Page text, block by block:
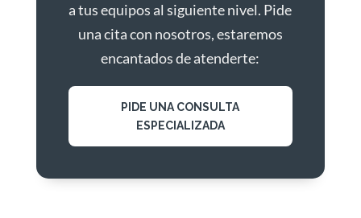
a tus equipos al siguiente nivel. Pide
una cita con nosotros, estaremos
encantados de atenderte:
PIDE UNA CONSULTA
ESPECIALIZADA